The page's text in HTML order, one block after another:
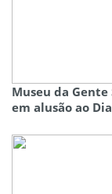
Museu da
em alusão ao